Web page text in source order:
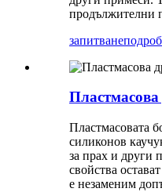
продължителни
запитване
Пластмасовата
силиконов
за прах и други
свойства
е незаменим